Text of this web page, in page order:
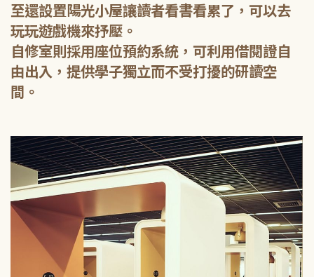
至還設置陽光小屋讓讀者看書看累了，可以去
玩玩遊戲機來抒壓。
自修室則採用座位預約系統，可利用借閱證自
由出入，提供學子獨立而不受打擾的研讀空
間。